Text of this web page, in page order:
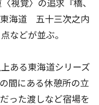
視覚〉の追求『橋、
海道 五十三次之内
などが並ぶ。
ある東海道シリーズ
間にある休憩所の立
った渡しなど宿場を